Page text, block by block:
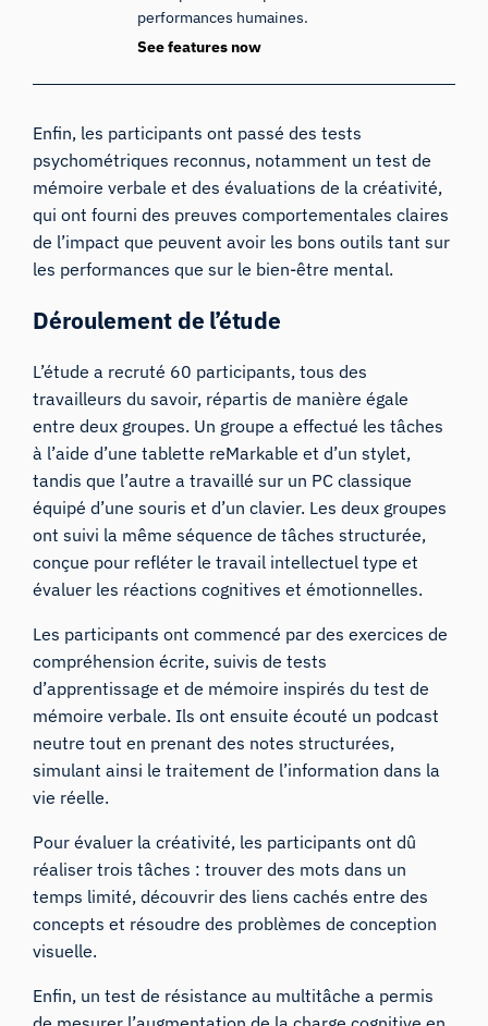
performances humaines.
See features now
Enfin, les participants ont passé des tests
psychométriques reconnus, notamment un test de
mémoire verbale et des évaluations de la créativité,
qui ont fourni des preuves comportementales claires
de l’impact que peuvent avoir les bons outils tant sur
les performances que sur le bien-être mental.
Déroulement de l’étude
L’étude a recruté 60 participants, tous des
travailleurs du savoir, répartis de manière égale
entre deux groupes. Un groupe a effectué les tâches
à l’aide d’une tablette reMarkable et d’un stylet,
tandis que l’autre a travaillé sur un PC classique
équipé d’une souris et d’un clavier. Les deux groupes
ont suivi la même séquence de tâches structurée,
conçue pour refléter le travail intellectuel type et
évaluer les réactions cognitives et émotionnelles.
Les participants ont commencé par des exercices de
compréhension écrite, suivis de tests
d’apprentissage et de mémoire inspirés du test de
mémoire verbale. Ils ont ensuite écouté un podcast
neutre tout en prenant des notes structurées,
simulant ainsi le traitement de l’information dans la
vie réelle.
Pour évaluer la créativité, les participants ont dû
réaliser trois tâches : trouver des mots dans un
temps limité, découvrir des liens cachés entre des
concepts et résoudre des problèmes de conception
visuelle.
Enfin, un test de résistance au multitâche a permis